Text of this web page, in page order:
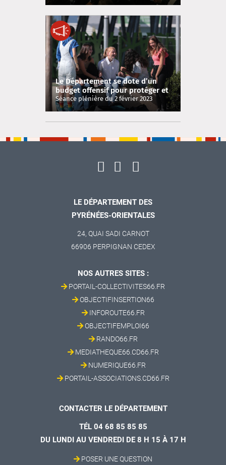
Le Département se dote d’un
budget offensif pour protéger et
préparer l’avenir des Catalan·e·s
en 2023 !
Séance plénière du 2 février 2023
LE DÉPARTEMENT DES
PYRÉNÉES-ORIENTALES
24, QUAI SADI CARNOT
66906 PERPIGNAN CEDEX
NOS AUTRES SITES :
PORTAIL-COLLECTIVITES66.FR
OBJECTIFINSERTION66
INFOROUTE66.FR
OBJECTIFEMPLOI66
RANDO66.FR
MEDIATHEQUE66.CD66.FR
NUMERIQUE66.FR
PORTAIL-ASSOCIATIONS.CD66.FR
CONTACTER LE DÉPARTEMENT
TÉL 04 68 85 85 85
DU LUNDI AU VENDREDI DE 8 H 15 À 17 H
POSER UNE QUESTION